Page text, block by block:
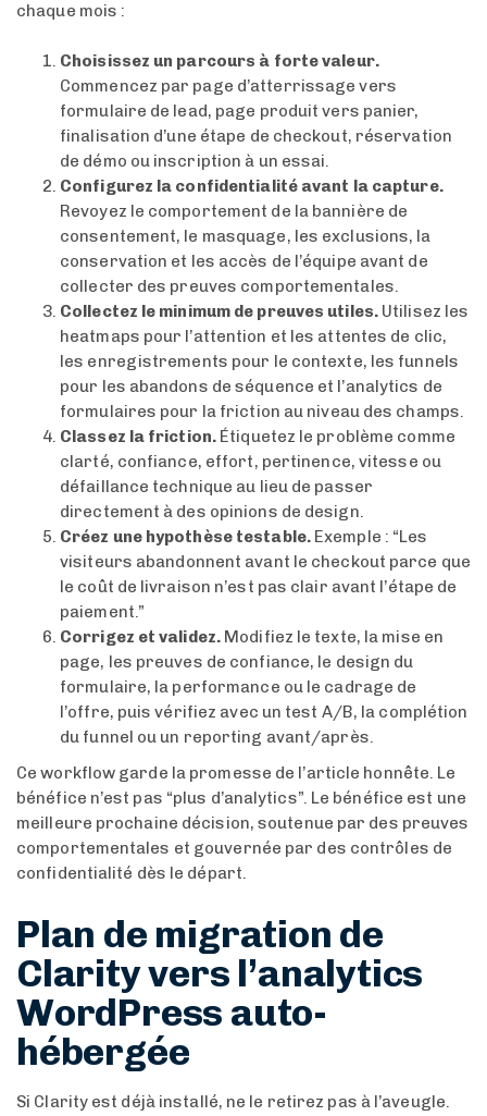
chaque mois :
Choisissez un parcours à forte valeur.
Commencez par page d’atterrissage vers
formulaire de lead, page produit vers panier,
finalisation d’une étape de checkout, réservation
de démo ou inscription à un essai.
Configurez la confidentialité avant la capture.
Revoyez le comportement de la bannière de
consentement, le masquage, les exclusions, la
conservation et les accès de l’équipe avant de
collecter des preuves comportementales.
Collectez le minimum de preuves utiles.Utilisez les
heatmaps pour l’attention et les attentes de clic,
les enregistrements pour le contexte, les funnels
pour les abandons de séquence et l’analytics de
formulaires pour la friction au niveau des champs.
Classez la friction. Étiquetez le problème comme
clarté, confiance, effort, pertinence, vitesse ou
défaillance technique au lieu de passer
directement à des opinions de design.
Créez une hypothèse testable.Exemple : “Les
visiteurs abandonnent avant le checkout parce que
le coût de livraison n’est pas clair avant l’étape de
paiement.”
Corrigez et validez. Modifiez le texte, la mise en
page, les preuves de confiance, le design du
formulaire, la performance ou le cadrage de
l’offre, puis vérifiez avec un test A/B, la complétion
du funnel ou un reporting avant/après.
Ce workflow garde la promesse de l’article honnête. Le
bénéfice n’est pas “plus d’analytics”. Le bénéfice est une
meilleure prochaine décision, soutenue par des preuves
comportementales et gouvernée par des contrôles de
confidentialité dès le départ.
Plan de migration de
Clarity vers l’analytics
WordPress auto-
hébergée
Si Clarity est déjà installé, ne le retirez pas à l’aveugle.